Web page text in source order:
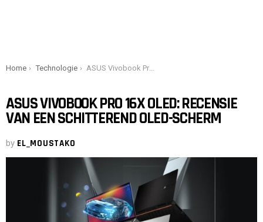
You are here:
Home Technologie ASUS Vivobook Pro 16X OLED: recensie van een schitterend OLED-scherm
ASUS VIVOBOOK PRO 16X OLED: RECENSIE
VAN EEN SCHITTEREND OLED-SCHERM
by EL_MOUSTAKO